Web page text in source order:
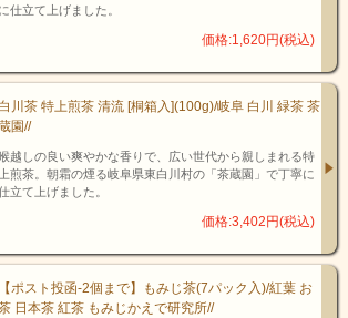
に仕立て上げました。
価格:1,620円(税込)
白川茶 特上煎茶 清流 [桐箱入](100g)/岐阜 白川 緑茶 茶
園//
越しの良い爽やかな香りで、広い世代から親しまれる特
上煎茶。朝霜の煙る岐阜県東白川村の「茶蔵園」で丁寧に
立て上げました。
価格:3,402円(税込)
【ポスト投函-2個まで】もみじ茶(7パック入)/紅葉 お
日本茶 紅茶 もみじかえで研究所//